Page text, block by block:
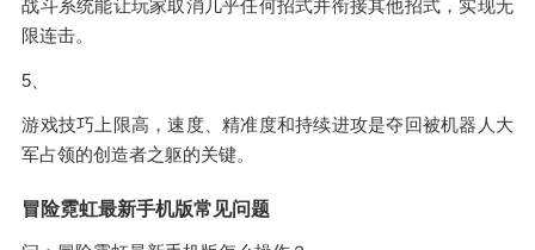
战斗系统能让玩家取消几乎任何招式并衔接其他招式，实现无
限连击。
5、
游戏技巧上限高，速度、精准度和持续进攻是夺回被机器人大
军占领的创造者之躯的关键。
冒险霓虹最新手机版常见问题